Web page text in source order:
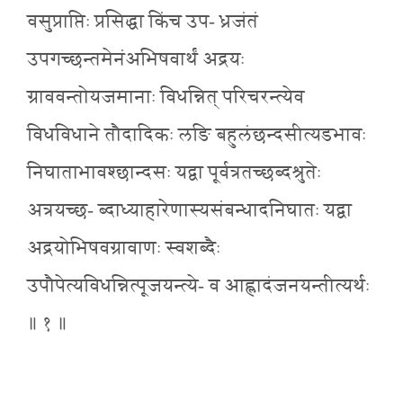
वसुप्राप्तिः प्रसिद्धा किंच उप- ध्रजंतं
उपगच्छन्तमेनंअभिषवार्थं अद्रयः
ग्राववन्तोयजमानाः विधन्नित् परिचरन्त्येव
विधविधाने तौदादिकः लङि बहुलंछन्दसीत्यडभावः
निघाताभावश्छान्दसः यद्वा पूर्वत्रतच्छब्दश्रुतेः
अत्रयच्छ- ब्दाध्याहारेणास्यसंबन्धादनिघातः यद्वा
अद्रयोभिषवग्रावाणः स्वशब्दैः
उपौपेत्यविधन्नित्पूजयन्त्ये- व आह्लादंजनयन्तीत्यर्थः
॥ १ ॥